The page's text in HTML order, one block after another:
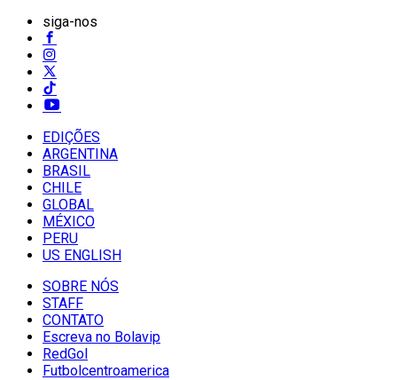
siga-nos
EDIÇÕES
ARGENTINA
BRASIL
CHILE
GLOBAL
MÉXICO
PERU
US ENGLISH
SOBRE NÓS
STAFF
CONTATO
Escreva no Bolavip
RedGol
Futbolcentroamerica